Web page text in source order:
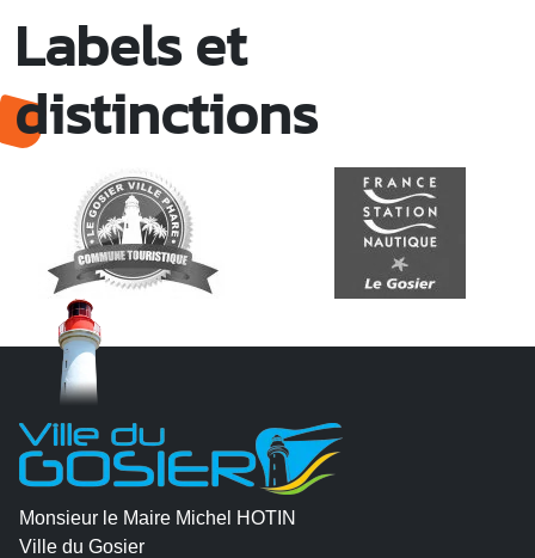
Labels et
distinctions
Monsieur le Maire Michel HOTIN
Ville du Gosier